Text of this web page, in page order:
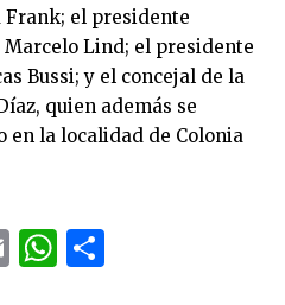
Frank; el presidente
Lind; el presidente
Bussi; y el concejal de la
quien además se
en la localidad de Colonia
EmailWhatsApp